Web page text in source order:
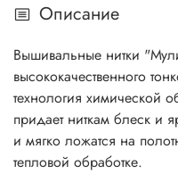
Описание
Вышивальные нитки
высококачественного
технология химической
придает ниткам блеск и
и мягко ложатся на
тепловой обработке.